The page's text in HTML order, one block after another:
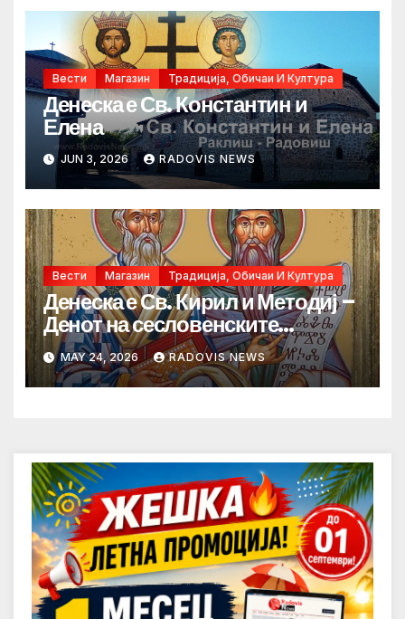
Вести Магазин Традиција, Обичаи И Култура
Денеска е Св. Константин и
Елена
JUN 3, 2026 RADOVIS NEWS
Вести Магазин Традиција, Обичаи И Култура
Денеска е Св. Кирил и Методиј –
Денот на сесловенските
просветители
MAY 24, 2026 RADOVIS NEWS